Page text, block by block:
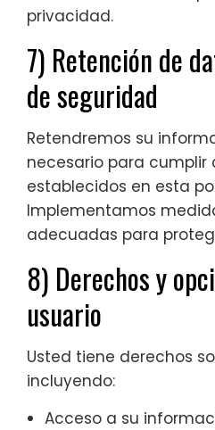
privacidad.
7) Retención de
de seguridad
Retendremos su
necesario para cumplir
establecidos en esta
Implementamos
adecuadas para
8) Derechos y
usuario
Usted tiene derechos
incluyendo:
Acceso a su